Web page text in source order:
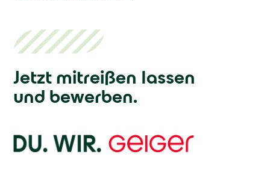
Jetzt mitreißen lassen
und bewerben.